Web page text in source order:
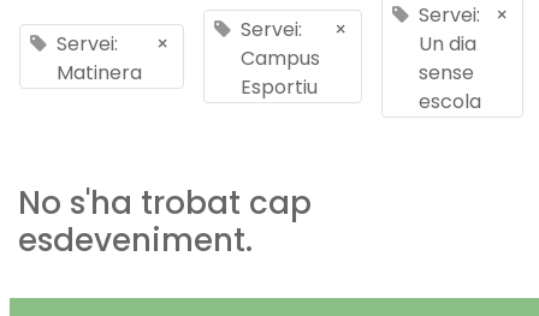
Servei:
Matinera
×
Servei:
Campus
Esportiu
×
Servei:
Un dia
sense
escola
×
No s'ha trobat cap
esdeveniment.